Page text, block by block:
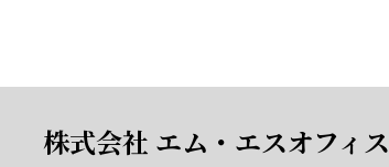
株式会社 エム・エスオフィス